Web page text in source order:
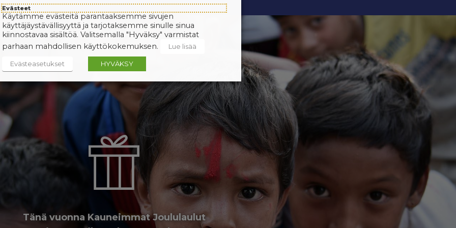
Tänä vuonna Kauneimmat Joululaulut
Evästeet
Käytämme evästeitä parantaaksemme sivujen
käyttäjäystävällisyyttä ja tarjotaksemme sinulle sinua
kiinnostavaa sisältöä. Valitsemalla "Hyväksy" varmistat
parhaan mahdollisen käyttökokemuksen.
Lue lisää
Evästeasetukset HYVÄKSY